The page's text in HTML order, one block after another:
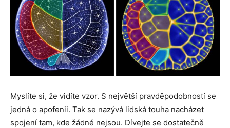
Myslíte si, že vidíte vzor. S největší pravděpodobností se
jedná o apofenii. Tak se nazývá lidská touha nacházet
spojení tam, kde žádné nejsou. Dívejte se dostatečně